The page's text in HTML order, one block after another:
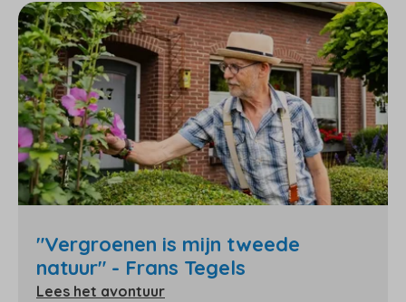
"Vergroenen is mijn tweede
natuur" - Frans Tegels
Lees het avontuur